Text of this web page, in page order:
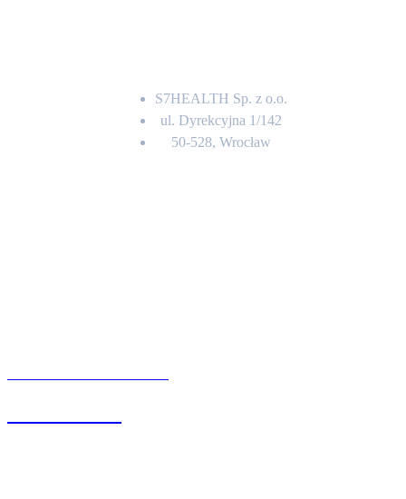
S7HEALTH Sp. z o.o.
ul. Dyrekcyjna 1/142
50-528, Wrocław